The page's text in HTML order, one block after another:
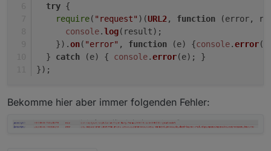
try {
require( "request" )(URL2 , function (error,
console.log(result);
    }).
on( "error" , function (e) {console.error
  }
catch (e) { console.error(e); }
});
Bekomme hier aber immer folgenden Fehler: